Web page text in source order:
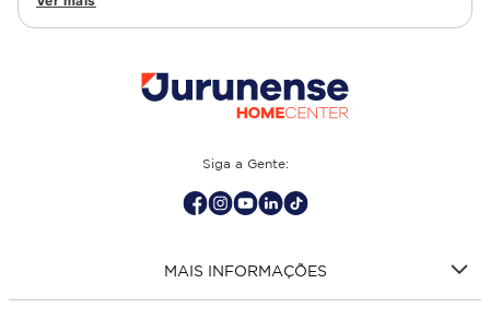
cozinha, quarto, sala de estar.
Siga a Gente:
MAIS INFORMAÇÕES